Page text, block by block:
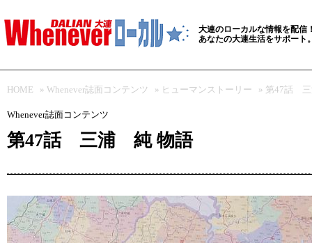
大連のローカルな情報を配信
あなたの大連生活をサポート
HOME » Whenever誌面コンテンツ » ヒューマンストーリー » 第47話
Whenever誌面コンテンツ
第47話 三浦 純 物語